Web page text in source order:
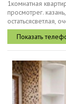
1комнатная
просмотрег.
остатьсясветлая,
36,8 м²
2018 года...